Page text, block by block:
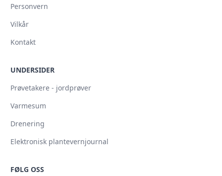
Personvern
Vilkår
Kontakt
UNDERSIDER
Prøvetakere - jordprøver
Varmesum
Drenering
Elektronisk plantevernjournal
FØLG OSS